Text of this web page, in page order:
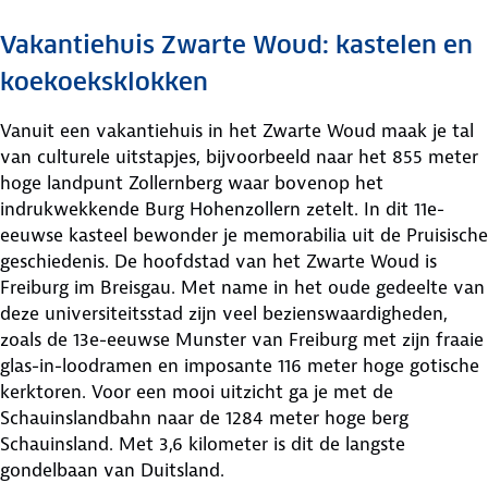
Vakantiehuis Zwarte Woud: kastelen en
koekoeksklokken
Vanuit een vakantiehuis in het Zwarte Woud maak je tal
van culturele uitstapjes, bijvoorbeeld naar het 855 meter
hoge landpunt Zollernberg waar bovenop het
indrukwekkende Burg Hohenzollern zetelt. In dit 11e-
eeuwse kasteel bewonder je memorabilia uit de Pruisische
geschiedenis. De hoofdstad van het Zwarte Woud is
Freiburg im Breisgau. Met name in het oude gedeelte van
deze universiteitsstad zijn veel bezienswaardigheden,
zoals de 13e-eeuwse Munster van Freiburg met zijn fraaie
glas-in-loodramen en imposante 116 meter hoge gotische
kerktoren. Voor een mooi uitzicht ga je met de
Schauinslandbahn naar de 1284 meter hoge berg
Schauinsland. Met 3,6 kilometer is dit de langste
gondelbaan van Duitsland.